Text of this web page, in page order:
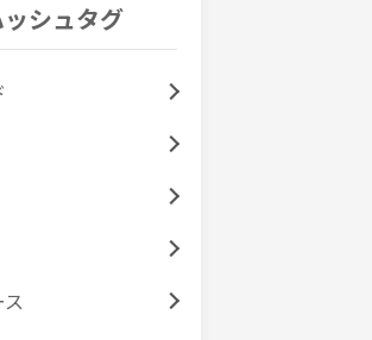
シュタグ